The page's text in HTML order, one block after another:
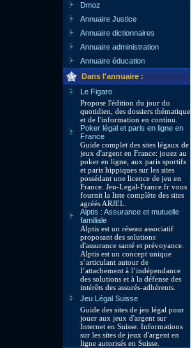
Dmoz
Annuaire Justice
Annuaire dictionnaires
Annuaire administration
Annuaire éducation
Dans l'annuaire :
Le Figaro
Propose l'édition du jour du
quotidien, des dossiers thématique
et de l'information en continu.
Poker légal et paris en ligne en
France
Guide complet des sites légaux de
jeux d'argent en France: jouez au
poker en ligne, aux paris sportifs
et paris hippiques sur les sites
possédant une licence de jeu en
France. Jeu-Legal-France.fr vous
fournit la liste complète des sites
agréés ARJEL.
Alptis : Assurance et mutuelle
familiale
Alptis est un réseau associatif
proposant des solutions
d'assurance santé et prévoyance.
Alptis est un concept unique
s’articulant autour de
l’attachement à l’indépendance
des solutions et à la défense des
intérêts des assurés-adhérents.
Jeu Légal Suisse
Guide des sites de jeu légal pour
jouer aux jeux d'argent sur
Internet en Suisse. Informations
sur les sites de jeux d'argent en
ligne autorisés en Suisse.